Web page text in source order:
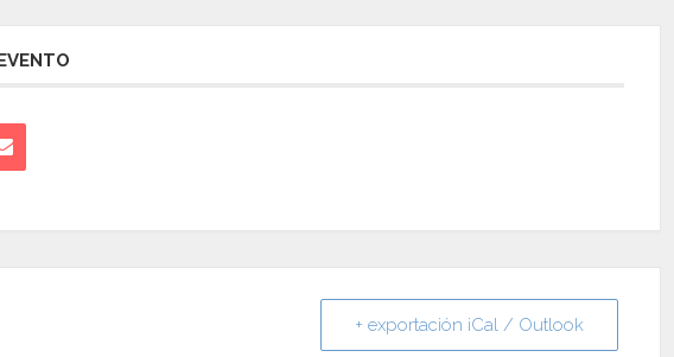
+ exportación iCal / Outlook